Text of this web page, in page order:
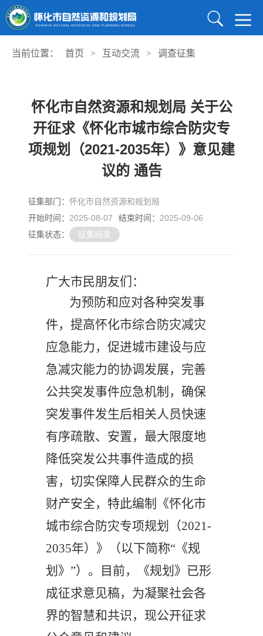
当前位置： 首页 > 互动交流 > 调查征集